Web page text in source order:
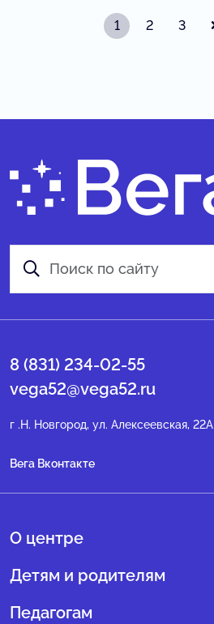
1 2 3
8 (831) 234-02-55
vega52@vega52.ru
г .Н. Новгород, ул. Алексеевская, 22А
Вега Вконтакте
О центре
О нас
Детям и родителям
Учебные интенсивные сборы
Педагогам